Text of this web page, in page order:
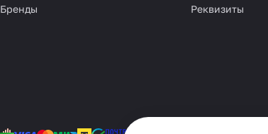
Бренды
Реквизиты